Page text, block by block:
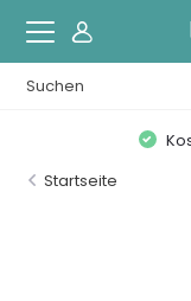
Startseite